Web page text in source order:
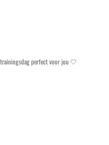
perfect voor jou 🤍